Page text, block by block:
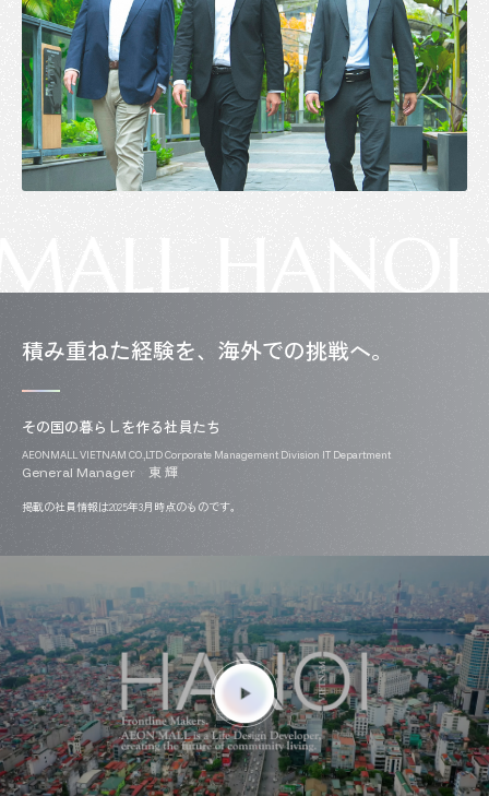
HANOI
積み重ねた経験を、海外での挑戦へ。
その国の暮らしを作る社員たち
AEONMALL VIETNAM CO.,LTD Corporate Management Division IT Department
General Manager 東 輝
掲載の社員情報は2025年3月時点のものです。